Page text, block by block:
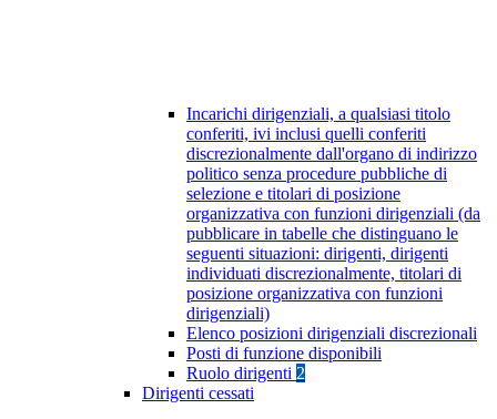
Incarichi dirigenziali, a qualsiasi titolo
conferiti, ivi inclusi quelli conferiti
discrezionalmente dall'organo di indirizzo
politico senza procedure pubbliche di
selezione e titolari di posizione
organizzativa con funzioni dirigenziali (da
pubblicare in tabelle che distinguano le
seguenti situazioni: dirigenti, dirigenti
individuati discrezionalmente, titolari di
posizione organizzativa con funzioni
dirigenziali)
Elenco posizioni dirigenziali discrezionali
Posti di funzione disponibili
Ruolo dirigenti 2
Dirigenti cessati